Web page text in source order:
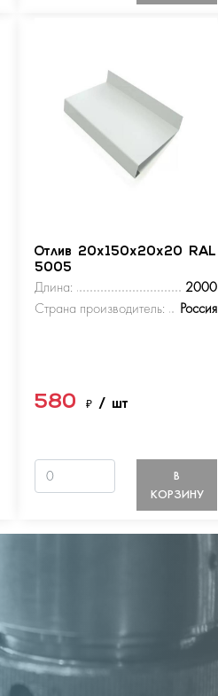
Отлив 20х150х20х20 RAL
5005
Длина:
2000
Страна производитель:
Россия
580₽/ шт
В
КОРЗИНУ